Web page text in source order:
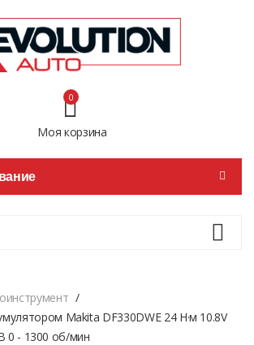
Моя корзина
0
Makita DF330DWE 24 Н·м 10.8V
0 - 1300 об/мин